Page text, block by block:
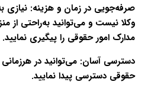
صرفه‌جویی در زمان و هزینه: نیازی
وکلا نیست و می‌توانید به‌راحتی از
مدارک امور حقوقی را پیگیری نمایید.
دسترسی آسان: می‌توانید در
حقوقی دسترسی پیدا نمایید.